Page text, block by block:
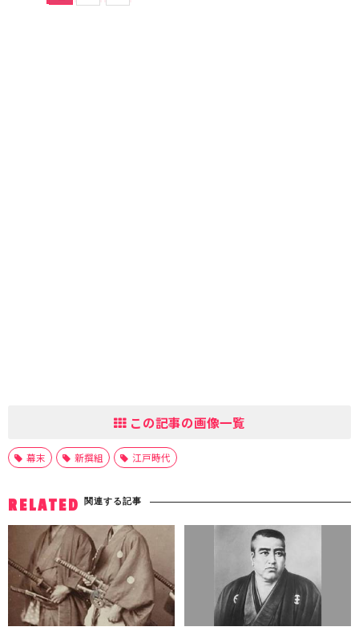
この記事の画像一覧
幕末 新撰組 江戸時代
RELATED 関連する記事